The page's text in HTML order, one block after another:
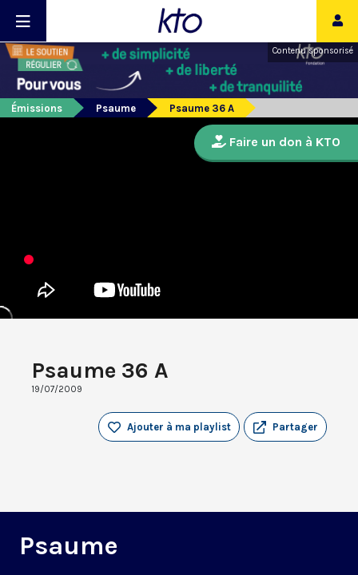
Contenu sponsorisé
Émissions Psaume Psaume 36 A
Psaume 36 A
19/07/2009
Partager
Ajouter à ma playlist
Psaume
Faire un don à KTO